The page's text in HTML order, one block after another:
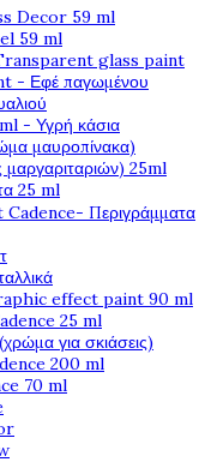
Decor 59 ml
59 ml
glass paint
- Εφέ παγωμένου
- Υγρή κάσια
μαυροπίνακα)
25ml
25 ml
Περιγράμματα
effect paint 90 ml
25 ml
για σκιάσεις)
200 ml
70 ml